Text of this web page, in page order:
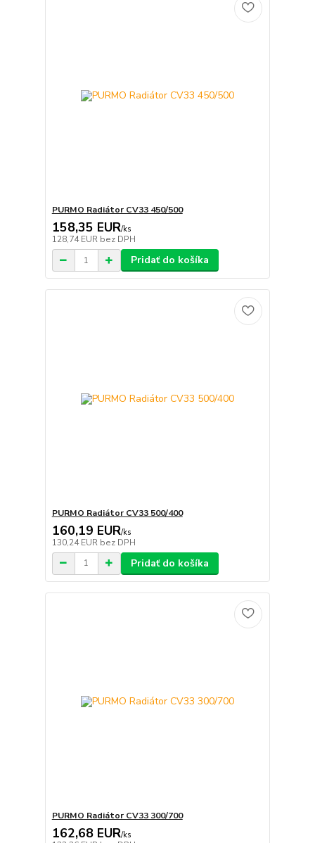
PURMO Radiátor CV33 450/500
158,35 EUR/ks
128,74 EUR bez DPH
Pridať do košíka
PURMO Radiátor CV33 500/400
160,19 EUR/ks
130,24 EUR bez DPH
Pridať do košíka
PURMO Radiátor CV33 300/700
162,68 EUR/ks